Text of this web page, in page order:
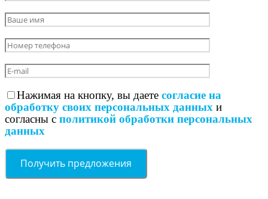
Нажимая на кнопку, вы даете согласие на
обработку своих персональных данных и
согласны с политикой обработки персональных
данных